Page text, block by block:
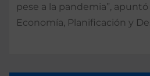
pese a la pandemia”,
Economía, Planificación y